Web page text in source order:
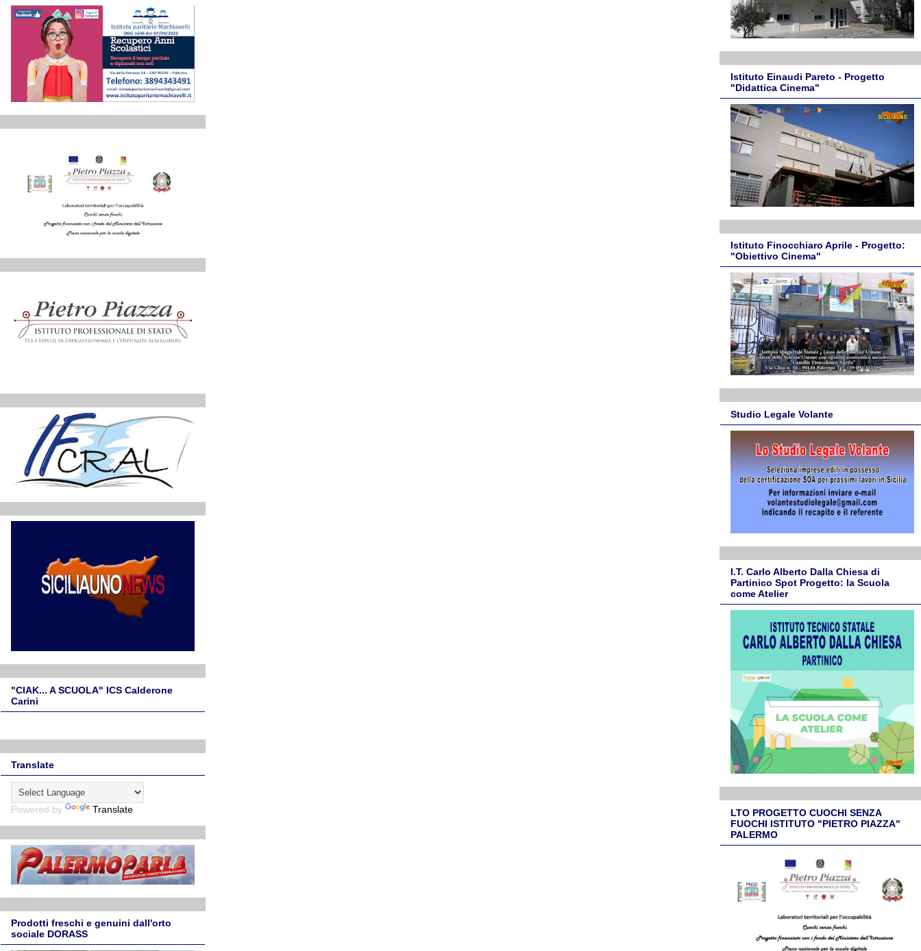
"CIAK... A SCUOLA" ICS Calderone
Carini
Translate
Powered by Translate
Prodotti freschi e genuini dall'orto
sociale DORASS
Istituto Einaudi Pareto - Progetto
"Didattica Cinema"
Istituto Finocchiaro Aprile - Progetto:
"Obiettivo Cinema"
Studio Legale Volante
I.T. Carlo Alberto Dalla Chiesa di
Partinico Spot Progetto: la Scuola
come Atelier
LTO PROGETTO CUOCHI SENZA
FUOCHI ISTITUTO "PIETRO PIAZZA"
PALERMO